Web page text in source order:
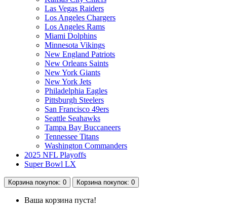
Las Vegas Raiders
Los Angeles Chargers
Los Angeles Rams
Miami Dolphins
Minnesota Vikings
New England Patriots
New Orleans Saints
New York Giants
New York Jets
Philadelphia Eagles
Pittsburgh Steelers
San Francisco 49ers
Seattle Seahawks
Tampa Bay Buccaneers
Tennessee Titans
Washington Commanders
2025 NFL Playoffs
Super Bowl LX
Корзина покупок: 0 Корзина покупок: 0
Ваша корзина пуста!